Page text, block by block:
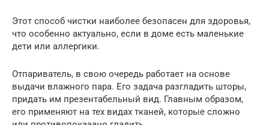
Этот способ чистки наиболее безопасен для здоровья,
что особенно актуально, если в доме есть маленькие
дети или аллергики.
Отпариватель, в свою очередь работает на основе
выдачи влажного пара. Его задача разгладить шторы,
придать им презентабельный вид. Главным образом,
его применяют на тех видах тканей, которые сложно